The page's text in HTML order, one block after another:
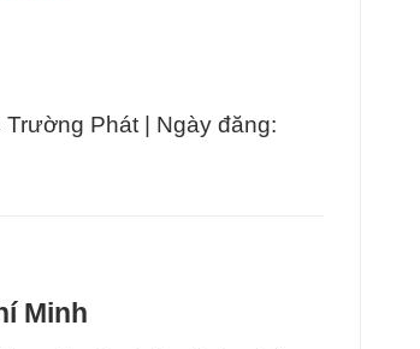
Phát | Ngày đăng:
Minh